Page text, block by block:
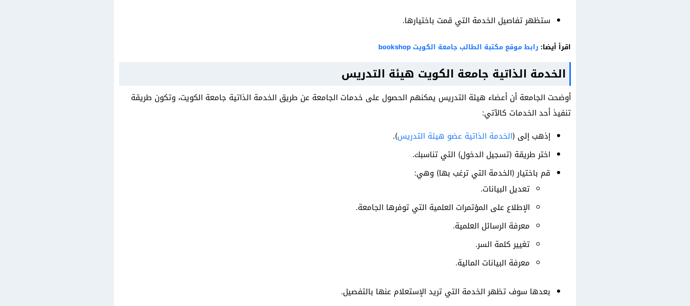
ستظهر تفاصيل الخدمة التي قمت باختيارها.
اقرأ أيضا: رابط موقع مكتبة الطالب جامعة الكويت bookshop
الخدمة الذاتية جامعة الكويت هيئة التدريس
أوضحت الجامعة أن أعضاء هيئة التدريس يمكنهم الحصول على خدمات الجامعة عن طريق الخدمة الذاتية جامعة الكويت، وتكون طريقة
تنفيذ أحد الخدمات كالآتي:
إذهب إلى (الخدمة الذاتية عضو هيئة التدريس).
اختر طريقة (تسجيل الدخول) التي تناسبك.
قم باختيار (الخدمة التي ترغب بها) وهي:
تعديل البيانات.
الإطلاع على المؤتمرات العلمية التي توفرها الجامعة.
معرفة الرسائل العلمية.
تغيير كلمة السر.
معرفة البيانات المالية.
بعدها سوف تظهر الخدمة التي تريد الإستعلام عنها بالتفصيل.